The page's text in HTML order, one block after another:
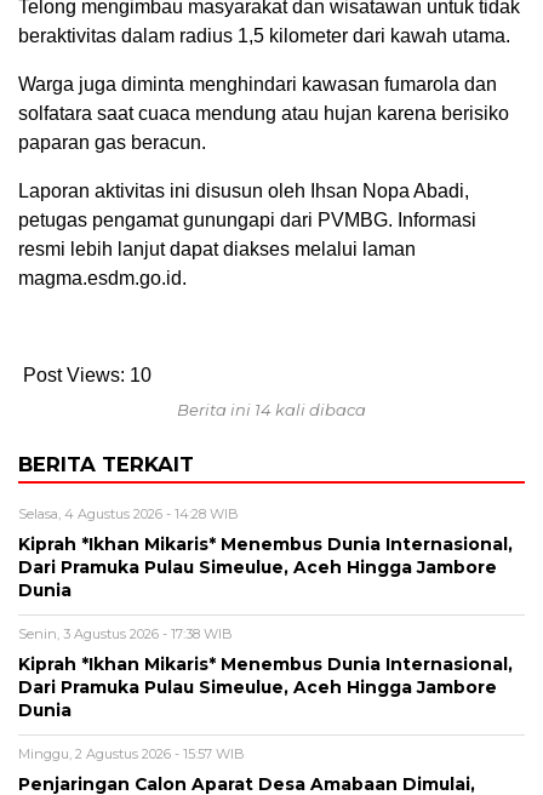
Telong mengimbau masyarakat dan wisatawan untuk tidak
beraktivitas dalam radius 1,5 kilometer dari kawah utama.
Warga juga diminta menghindari kawasan fumarola dan
solfatara saat cuaca mendung atau hujan karena berisiko
paparan gas beracun.
Laporan aktivitas ini disusun oleh Ihsan Nopa Abadi,
petugas pengamat gunungapi dari PVMBG. Informasi
resmi lebih lanjut dapat diakses melalui laman
magma.esdm.go.id.
Post Views: 10
Berita ini 14 kali dibaca
BERITA TERKAIT
Selasa, 4 Agustus 2026 - 14:28 WIB
Kiprah *Ikhan Mikaris* Menembus Dunia Internasional,
Dari Pramuka Pulau Simeulue, Aceh Hingga Jambore
Dunia
Senin, 3 Agustus 2026 - 17:38 WIB
Kiprah *Ikhan Mikaris* Menembus Dunia Internasional,
Dari Pramuka Pulau Simeulue, Aceh Hingga Jambore
Dunia
Minggu, 2 Agustus 2026 - 15:57 WIB
Penjaringan Calon Aparat Desa Amabaan Dimulai,